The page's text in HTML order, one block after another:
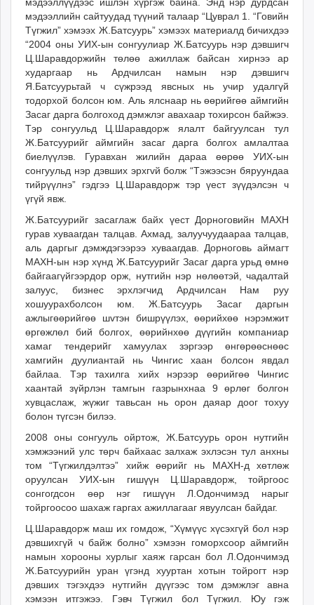
мэдээллийн сайтуудад түүний талаар “Цуврал 1. “Говийн
Түгжил” хэмээх Ж.Батсуурь” хэмээх материалд бичихдээ
“2004 оны УИХ-ын сонгуулиар Ж.Батсуурь нэр дэвшигч
Ц.Шаравдоржийн төлөө ажиллаж байсан хирнээ ар
хударгаар нь Ардчилсан намын нэр дэвшигч
Я.Батсуурьтай ч сүжрээд явсных нь учир удалгүй
тодорхой болсон юм. Аль ялснаар нь өөрийгөө аймгийн
Засаг дарга болгоход дэмжлэг авахаар тохирсон байжээ.
Тэр сонгуульд Ц.Шаравдорж ялалт байгуулсан тул
Ж.Батсуурийг аймгийн засаг дарга болгох амлалтаа
биелүүлэв. Гуравхан жилийн дараа өөрөө УИХ-ын
сонгуульд нэр дэвших эрхгvй болж “Тэжээсэн бяруундаа
тийрүүлнэ” гэдгээ Ц.Шаравдорж тэр үест зүүдэлсэн ч
үгүй явж.
Ж.Батсуурийг засаглаж байх үест Дорноговийн МАХН
гурав хуваагдан талцав. Ахмад, залуучуудаараа талцав,
аль даргыг дэмждэгээрээ хуваагдав. Дорноговь аймагт
МАХН-ын нэр хүнд Ж.Батсуурийг Засаг дарга урьд өмнө
байгаагүйгээрдор орж, нутгийн нэр нөлөөтэй, чадалтай
залуус, бизнес эрхлэгчид Ардчилсан Нам руу
хошуурахболсон юм. Ж.Батсуурь Засаг даргын
ажлыгөөрийгөө шvтэн бишрүүлэх, өөрийхөө нэрэмжит
өргөжлөл бий болгох, өөрийнхөө дүүгийн компаниар
хамаг тендерийг хамуулах зэргээр өнгөрөөснөөс
хамгийн дуулиантай нь Чингис хаан болсон явдал
байлаа. Тэр тахилга хийх нэрээр өөрийгөө Чингис
хаантай зүйрлэн тамгын газрынхнаа 9 өрлөг болгон
хувцаслаж, жүжиг тавьсан нь орон даяар доог тохуу
болон түгсэн билээ.
2008 оны сонгууль ойртож, Ж.Батсуурь орон нутгийн
хэмжээний улс төрч байхаас залхаж эхлэсэн тул анхны
том “Түгжилдэлтээ” хийж өөрийг нь МАХН-д хөтлөж
оруулсан УИХ-ын гишүүн Ц.Шаравдорж, тойргоос
сонгогдсон өөр нэг гишүүн Л.Одончимэд нарыг
тойргоосоо шахаж гаргах ажиллагааг явуулсан байдаг.
Ц.Шаравдорж маш их гомдож, “Хүмүүс хүсэхгүй бол нэр
дэвшихгүй ч байж болно” хэмээн гоморхсоор аймгийн
намын хорооны хурлыг хаяж гарсан бол Л.Одончимэд
Ж.Батсуурийн уран үгэнд хууртан хотын тойрогт нэр
дэвших тэгэхдээ нутгийн дүүгээс том дэмжлэг авна
хэмээн итгэжээ. Гэвч Түгжил бол Түгжил. Юу гэж